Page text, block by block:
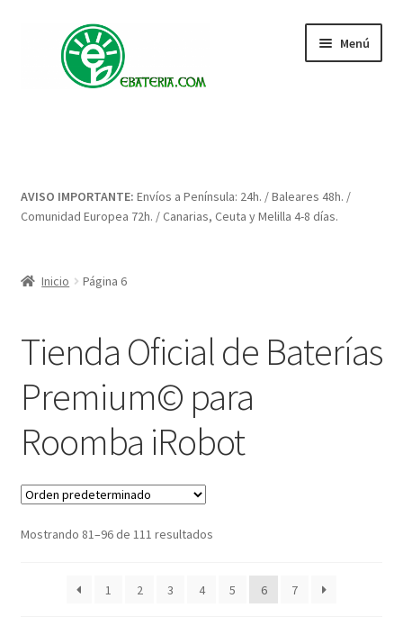
contenido
Menú
Carrito
Enova Bateria para Roomba
Finalizar compra
Mi cuenta
Pedido
AVISO IMPORTANTE: Envíos a Península: 24h. / Baleares 48h. /
Comunidad Europea 72h. / Canarias, Ceuta y Melilla 4-8 días.
Inicio Página 6
Tienda Oficial de Baterías
Premium© para
Roomba iRobot
Mostrando 81–96 de 111 resultados
1 2 3 4 5 6 7